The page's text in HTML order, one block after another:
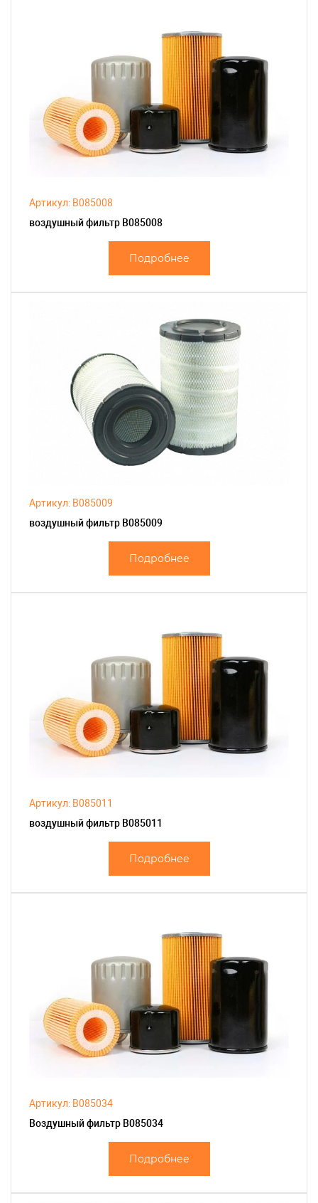
Артикул: B085008
воздушный фильтр B085008
Подробнее
Артикул: B085009
воздушный фильтр B085009
Подробнее
Артикул: B085011
воздушный фильтр B085011
Подробнее
Артикул: B085034
Воздушный фильтр B085034
Подробнее